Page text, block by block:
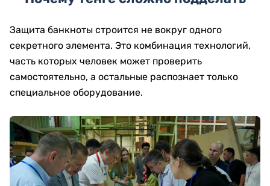
Защита банкноты строится не вокруг одного
секретного элемента. Это комбинация технологий,
часть которых человек может проверить
самостоятельно, а остальные распознает только
специальное оборудование.